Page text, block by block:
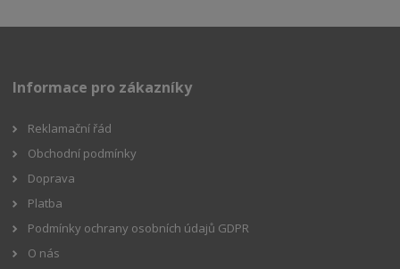
Informace pro zákazníky
Reklamační řád
Obchodní podmínky
Doprava
Platba
Podmínky ochrany osobních údajů GDPR
O nás